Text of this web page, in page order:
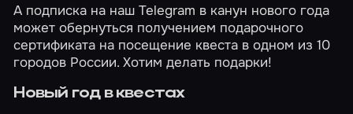
А подписка на нашTelegram в канун нового года
может обернуться получением подарочного
сертификата на посещение квеста в одном из 10
городов России. Хотим делать подарки!
Новый год в квестах